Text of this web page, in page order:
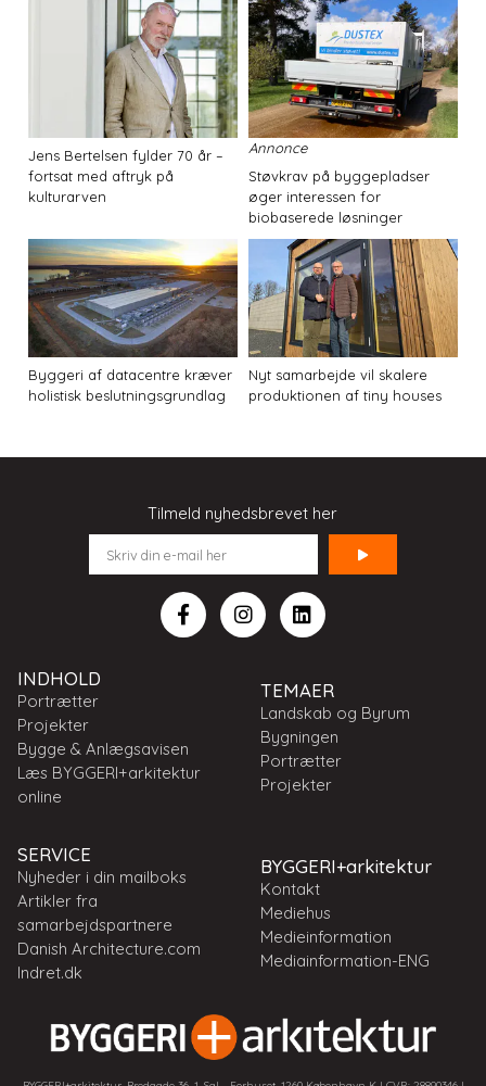
Jens Bertelsen fylder 70 år –
fortsat med aftryk på
kulturarven
Annonce
Støvkrav på byggepladser
øger interessen for
biobaserede løsninger
Byggeri af datacentre kræver
holistisk beslutningsgrundlag
Nyt samarbejde vil skalere
produktionen af tiny houses
Tilmeld nyhedsbrevet her
INDHOLD
Portrætter
Projekter
Bygge & Anlægsavisen
Læs BYGGERI+arkitektur
online
TEMAER
Landskab og Byrum
Bygningen
Portrætter
Projekter
SERVICE
Nyheder i din mailboks
Artikler fra
samarbejdspartnere
Danish Architecture.com
Indret.dk
BYGGERI+arkitektur
Kontakt
Mediehus
Medieinformation
Mediainformation-ENG